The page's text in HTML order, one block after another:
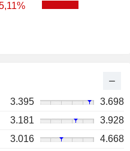
3.395
3.698
3.181
3.928
3.016
4.668